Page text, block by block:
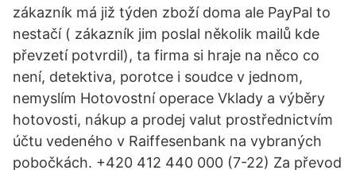
zákazník má již týden zboží doma ale PayPal to
nestačí ( zákazník jim poslal několik mailů kde
převzetí potvrdil), ta firma si hraje na něco co
není, detektiva, porotce i soudce v jednom,
nemyslím Hotovostní operace Vklady a výběry
hotovosti, nákup a prodej valut prostřednictvím
účtu vedeného v Raiffesenbank na vybraných
pobočkách. +420 412 440 000 (7-22) Za převod